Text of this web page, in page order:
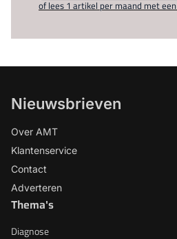
of lees 1 artikel per maand met
Nieuwsbrieven
Over AMT
Klantenservice
Contact
Adverteren
Thema's
Diagnose